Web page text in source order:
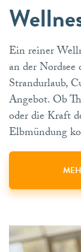
Ein reiner
an der
Strandurlaub,
Angebot. Ob
oder die Kraft
Elbmündung